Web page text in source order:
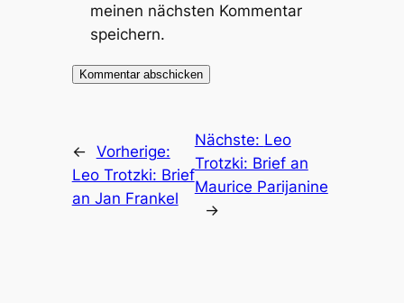
meinen nächsten Kommentar
speichern.
← Vorherige:
Leo Trotzki: Brief
an Jan Frankel
Nächste: Leo
Trotzki: Brief an
Maurice Parijanine
→